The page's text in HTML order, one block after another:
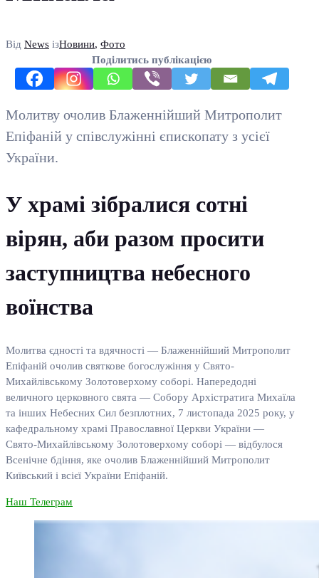
Від News ізНовини, Фото
Поділитись публікацією
Молитву очолив Блаженнійший Митрополит
Епіфаній у співслужінні єпископату з усієї
України.
У храмі зібралися сотні
вірян, аби разом просити
заступництва небесного
воїнства
Молитва єдності та вдячності — Блаженнійший Митрополит
Епіфаній очолив святкове богослужіння у Свято-
Михайлівському Золотоверхому соборі. Напередодні
величного церковного свята — Собору Архістратига Михаїла
та інших Небесних Сил безплотних, 7 листопада 2025 року, у
кафедральному храмі Православної Церкви України —
Свято-Михайлівському Золотоверхому соборі — відбулося
Всенічне бдіння, яке очолив Блаженнійший Митрополит
Київський і всієї України Епіфаній.
Наш Телеграм